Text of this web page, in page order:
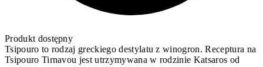
Produkt dostępny
Tsipouro to rodzaj greckiego destylatu z winogron. Receptura na
Tsipouro Tirnavou jest utrzymywana w rodzinie Katsaros od